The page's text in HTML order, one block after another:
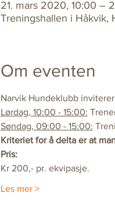
21. mars 2020, 10:00 –
Treningshallen i Håkvik,
Om eventen
Narvik Hundeklubb
Lørdag, 10:00 - 15:00:
Søndag, 09:00 - 15:00:
Kriteriet for å delta er at
Pris:
Kr 200,- pr. ekvipasje.
Les mer >